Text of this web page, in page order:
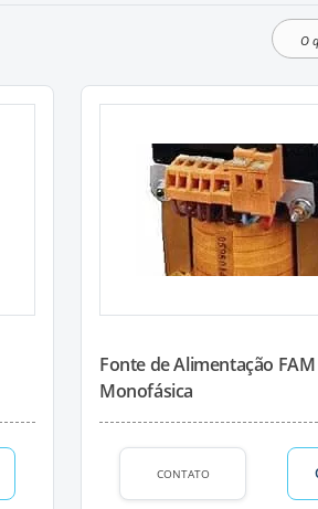
Fonte de Alimentação FAM
Monofásica
CONTATO